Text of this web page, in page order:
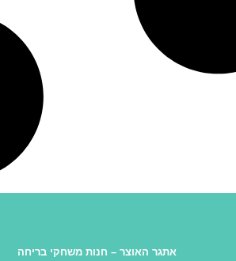
אתגר האוצר – חנות משחקי בריחה